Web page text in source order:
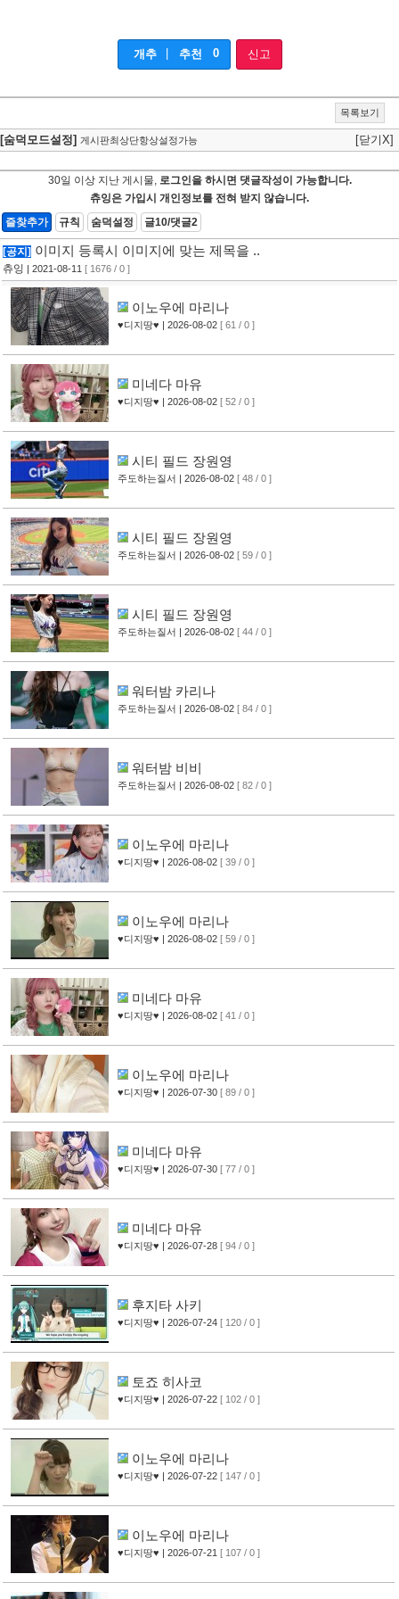
개추 추천 0 신고
목록보기
[숨덕모드설정] 게시판최상단항상설정가능 [닫기X]
30일 이상 지난 게시물, 로그인을 하시면 댓글작성이 가능합니다.
츄잉은 가입시 개인정보를 전혀 받지 않습니다.
즐찾추가
규칙 숨덕설정 글10/댓글2
[공지] 이미지 등록시 이미지에 맞는 제목을 ..
츄잉 | 2021-08-11 [ 1676 / 0 ]
이노우에 마리나
♥디지땅♥ | 2026-08-02 [ 61 / 0 ]
미네다 마유
♥디지땅♥ | 2026-08-02 [ 52 / 0 ]
시티 필드 장원영
주도하는질서 | 2026-08-02 [ 48 / 0 ]
시티 필드 장원영
주도하는질서 | 2026-08-02 [ 59 / 0 ]
시티 필드 장원영
주도하는질서 | 2026-08-02 [ 44 / 0 ]
워터밤 카리나
주도하는질서 | 2026-08-02 [ 84 / 0 ]
워터밤 비비
주도하는질서 | 2026-08-02 [ 82 / 0 ]
이노우에 마리나
♥디지땅♥ | 2026-08-02 [ 39 / 0 ]
이노우에 마리나
♥디지땅♥ | 2026-08-02 [ 59 / 0 ]
미네다 마유
♥디지땅♥ | 2026-08-02 [ 41 / 0 ]
이노우에 마리나
♥디지땅♥ | 2026-07-30 [ 89 / 0 ]
미네다 마유
♥디지땅♥ | 2026-07-30 [ 77 / 0 ]
미네다 마유
♥디지땅♥ | 2026-07-28 [ 94 / 0 ]
후지타 사키
♥디지땅♥ | 2026-07-24 [ 120 / 0 ]
토죠 히사코
♥디지땅♥ | 2026-07-22 [ 102 / 0 ]
이노우에 마리나
♥디지땅♥ | 2026-07-22 [ 147 / 0 ]
이노우에 마리나
♥디지땅♥ | 2026-07-21 [ 107 / 0 ]